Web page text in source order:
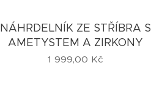
NÁHRDELNÍK ZE STŘÍBRA S
AMETYSTEM A ZIRKONY
1 999,00 Kč